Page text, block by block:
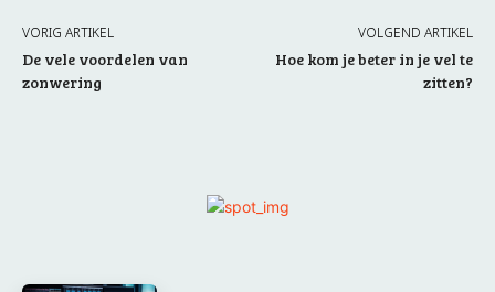
VORIG ARTIKEL
De vele voordelen van
zonwering
VOLGEND ARTIKEL
Hoe kom je beter in je vel te
zitten?